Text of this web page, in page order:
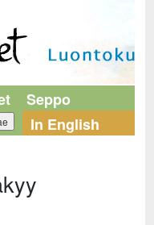
Seppo
In English